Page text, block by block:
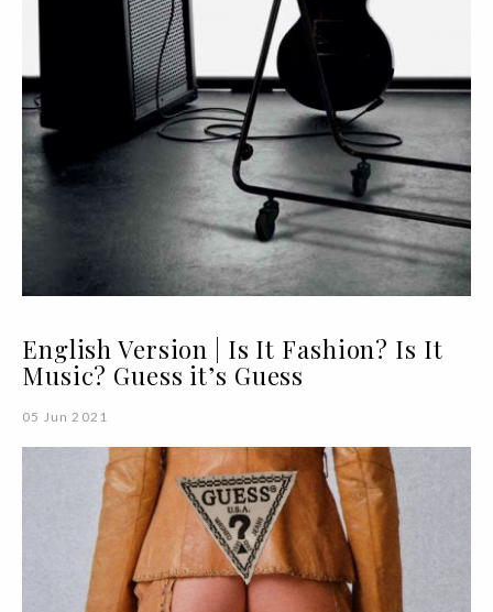
English Version | Is It Fashion? Is It
Music? Guess it’s Guess
05 Jun 2021